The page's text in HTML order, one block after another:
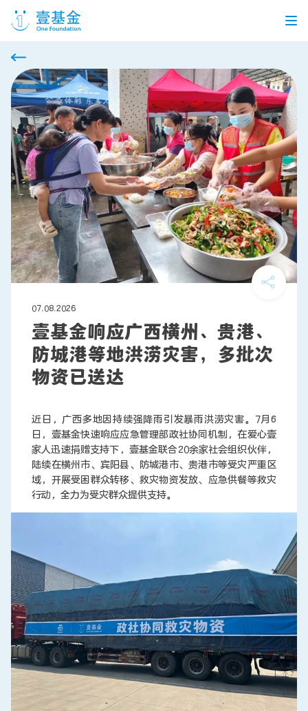
首页
信息公开
党建引领 机构介绍 信息披露 工作机会
公益项目
个人捐赠
企业合作
联系我们
07.08.2026
壹基金响应广西横州、贵港、
防城港等地洪涝灾害，多批次
物资已送达
近日，广西多地因持续强降雨引发暴雨洪涝灾害。7月6
日，壹基金快速响应应急管理部政社协同机制，在爱心壹
家人迅速捐赠支持下，壹基金联合20余家社会组织伙伴，
陆续在横州市、宾阳县、防城港市、贵港市等受灾严重区
域，开展受困群众转移、救灾物资发放、应急供餐等救灾
行动，全力为受灾群众提供支持。